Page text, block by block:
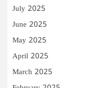
July 2025
June 2025
May 2025
April 2025
March 2025